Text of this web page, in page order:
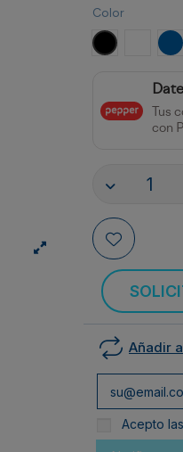
Color
NEGRO BLANCO
Tus
con
Añadir
Acepto